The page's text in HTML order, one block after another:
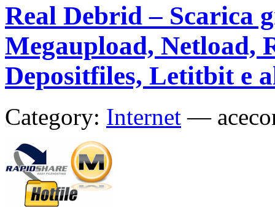
Real Debrid – Scarica
Megaupload, Netload,
Depositfiles, Letitbit e
Category: Internet —